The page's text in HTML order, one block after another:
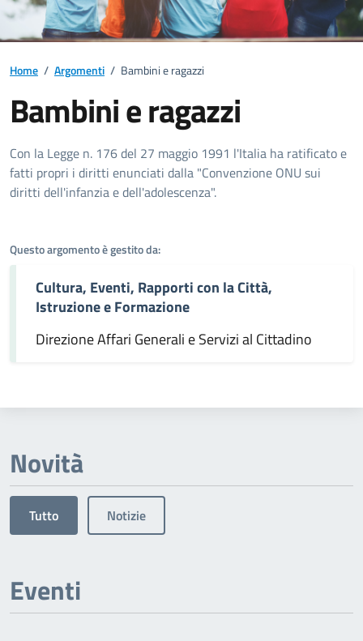
Home / Argomenti / Bambini e ragazzi
Bambini e ragazzi
Dettagli dell'argomento
Con la Legge n. 176 del 27 maggio 1991 l'Italia ha ratificato e
fatti propri i diritti enunciati dalla "Convenzione ONU sui
diritti dell'infanzia e dell'adolescenza".
Questo argomento è gestito da:
Cultura, Eventi, Rapporti con la Città,
Istruzione e Formazione
Direzione Affari Generali e Servizi al Cittadino
Novità
Tutto Notizie
Eventi